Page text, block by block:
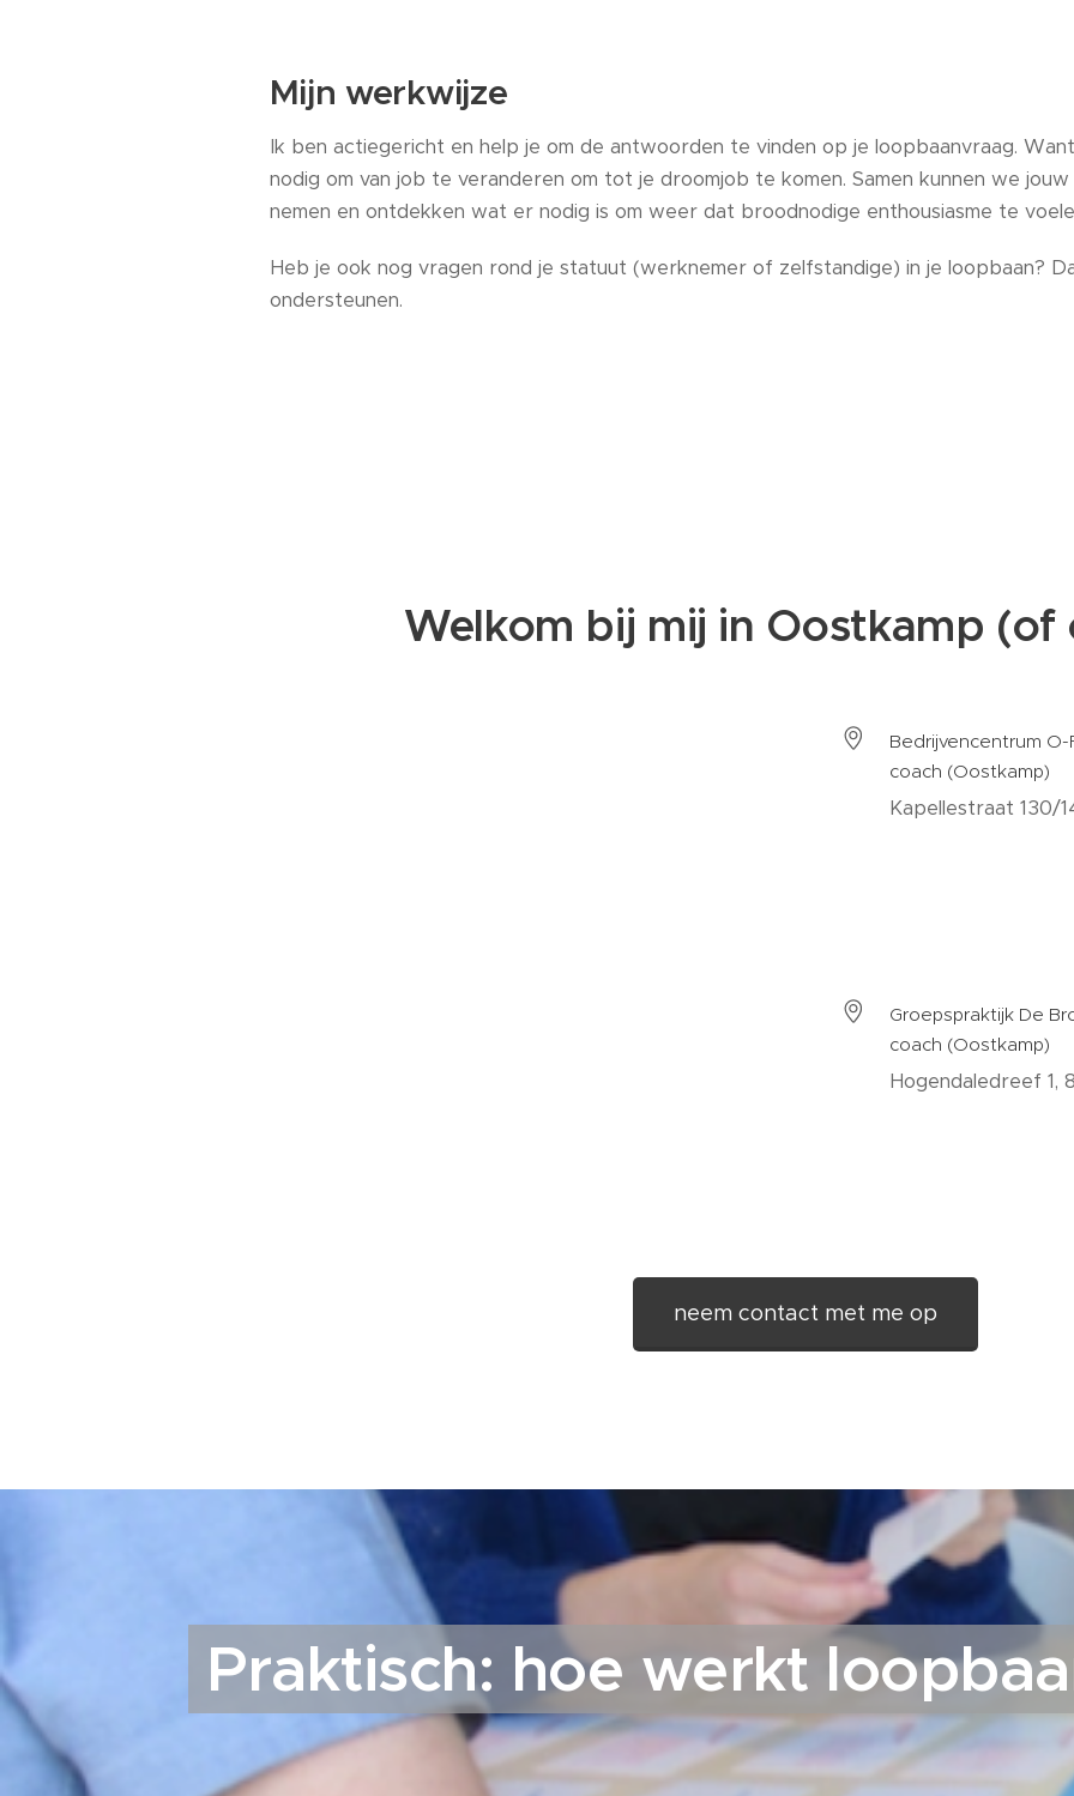
Mijn werkwijze
Ik ben actiegericht en help je om de antwoorden te vinden op je loopbaanvraag.
nodig om van job te veranderen om tot je droomjob te komen. Samen kunnen we
nemen en ontdekken wat er nodig is om weer dat broodnodige enthousiasme te
Heb je ook nog vragen rond je statuut (werknemer of zelfstandige) in je loopbaan?
ondersteunen.
Welkom bij mij in Oostkamp (of
Bedrijvencentrum
coach (Oostkamp)
Kapellestraat 130/
Groepspraktijk De
coach (Oostkamp)
Hogendaledreef 1,
neem contact met me op
Praktisch: hoe werkt